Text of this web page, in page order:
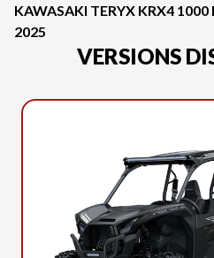
KAWASAKI TERYX KRX4
2025
VERSIONS